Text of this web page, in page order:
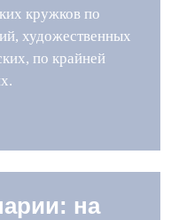
кружков по
художественных
по крайней
на